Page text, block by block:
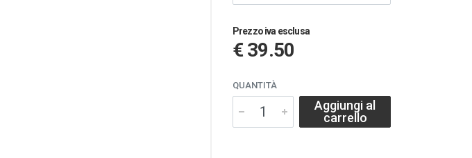
Prezzo iva esclusa
€ 39.50
QUANTITÀ
Aggiungi al
carrello